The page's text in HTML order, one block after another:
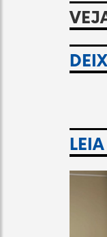
LEIA